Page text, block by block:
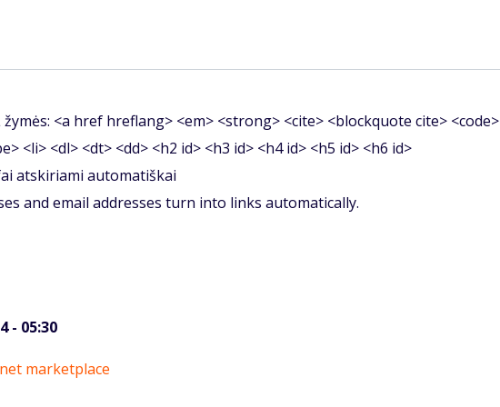
<a href hreflang> <em> <strong> <cite> <blockquote cite>
<li> <dl> <dt> <dd> <h2 id> <h3 id> <h4 id> <h5 id> <h6 id>
atskiriami automatiškai
and email addresses turn into links automatically.
- 05:30
marketplace